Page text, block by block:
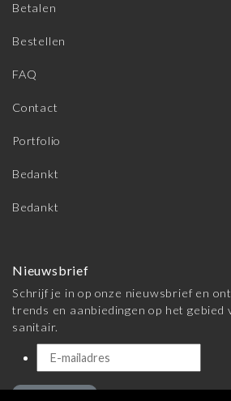
Betalen
Bestellen
FAQ
Contact
Portfolio
Bedankt
Bedankt
Nieuwsbrief
Schrijf je in op onze nieuwsbrief en
trends en aanbiedingen op het gebied
sanitair.